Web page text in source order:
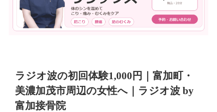
ラジオ波の初回体験1,000円｜富加町・
美濃加茂市周辺の女性へ｜ラジオ波 by
富加接骨院